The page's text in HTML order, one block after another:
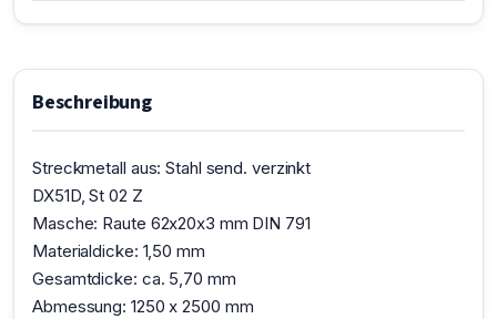
Beschreibung
Streckmetall aus: Stahl send. verzinkt
DX51D, St 02 Z
Masche: Raute 62x20x3 mm DIN 791
Materialdicke: 1,50 mm
Gesamtdicke: ca. 5,70 mm
Abmessung: 1250 x 2500 mm